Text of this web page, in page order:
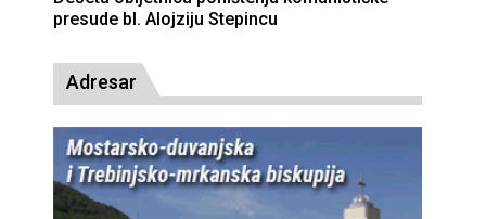
presude bl. Alojziju Stepincu
Adresar